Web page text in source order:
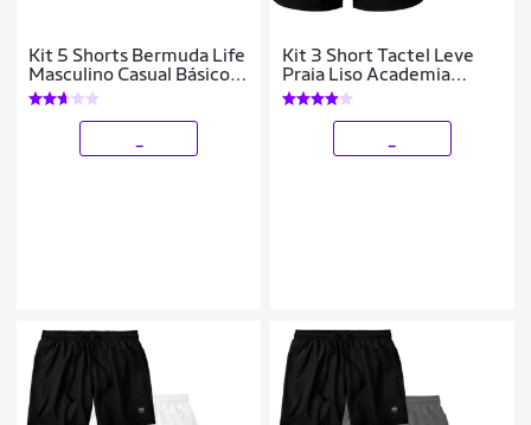
Kit 5 Shorts Bermuda Life
Masculino Casual Básico
Mauricinho Tactel
Kit 3 Short Tactel Leve
Praia Liso Academia
Bermuda Masculina